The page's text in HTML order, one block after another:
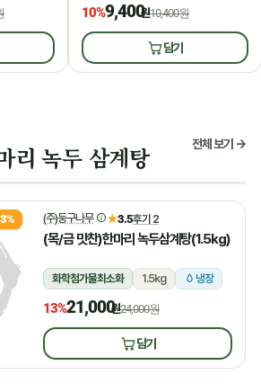
10%9,400원10,400원
담기
리 녹두 삼계탕 전체 보기 →
(주)둥구나무 ★3.5후기 2
(목/금 맛찬)한마리 녹두삼계탕(1.5kg)
화학첨가물최소화 1.5kg 냉장
13%21,000원24,000원
담기